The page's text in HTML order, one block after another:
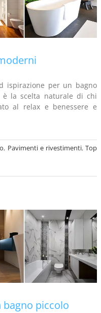
ispirazione per un bagno
è la scelta naturale di chi
al relax e benessere e
, Pavimenti e rivestimenti,Top
piccolo